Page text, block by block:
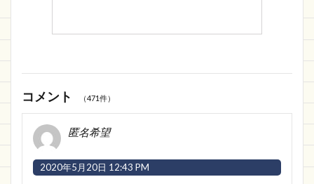
コメント （471件）
匿名希望
2020年5月20日 12:43 PM